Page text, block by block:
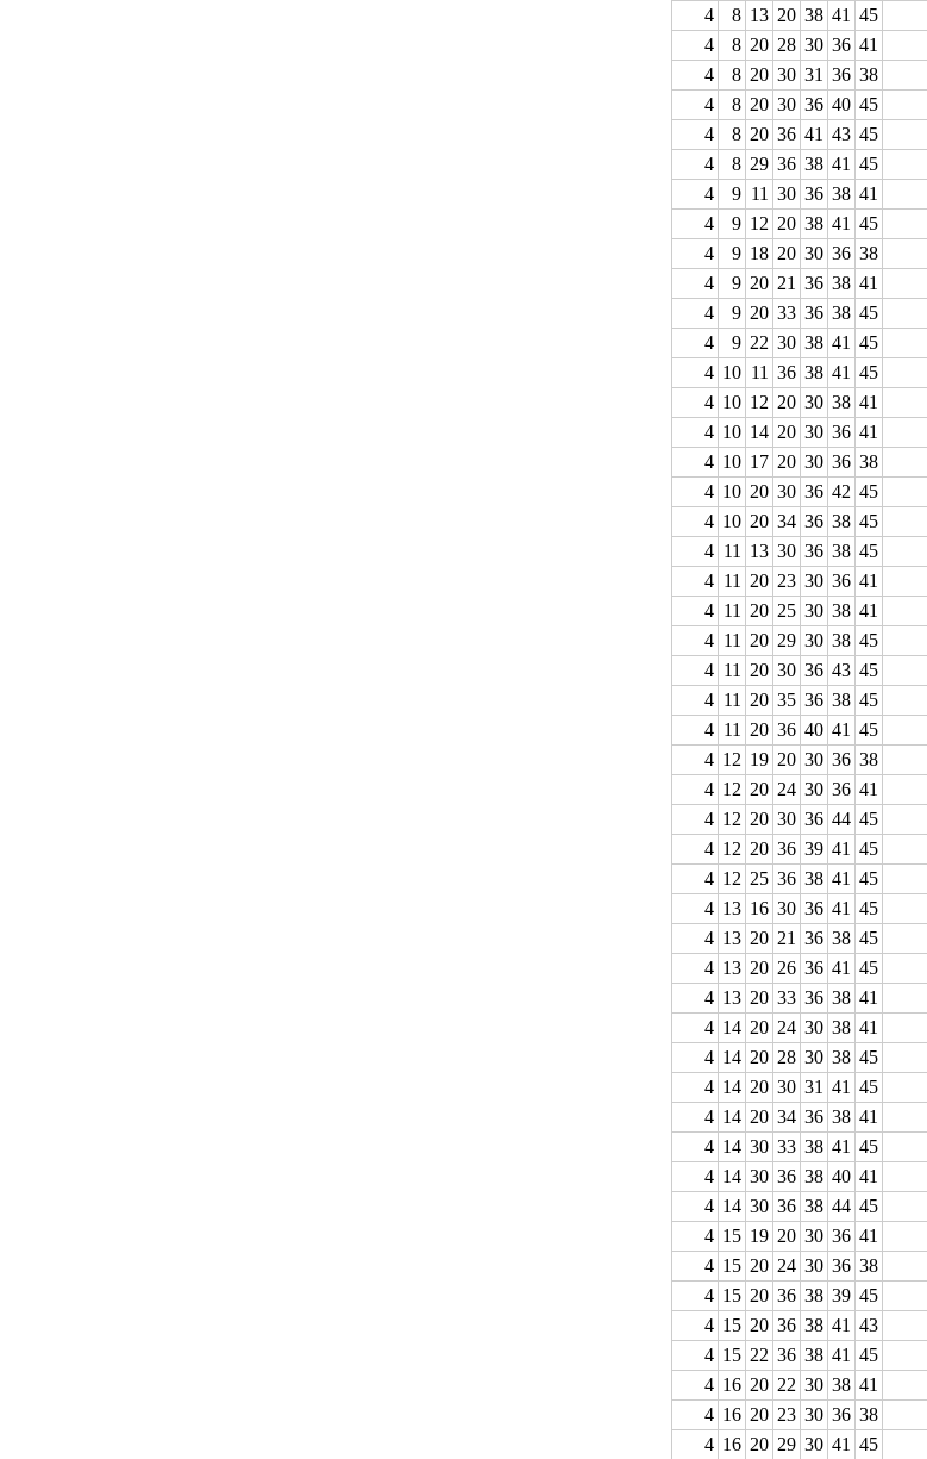
4
8 13 20 38 41 45
4
8 20 28 30 36 41
4
8 20 30 31 36 38
4
8 20 30 36 40 45
4
8 20 36 41 43 45
4
8 29 36 38 41 45
4
9 11 30 36 38 41
4
9 12 20 38 41 45
4
9 18 20 30 36 38
4
9 20 21 36 38 41
4
9 20 33 36 38 45
4
9 22 30 38 41 45
4 10 11 36 38 41 45
4 10 12 20 30 38 41
4 10 14 20 30 36 41
4 10 17 20 30 36 38
4 10 20 30 36 42 45
4 10 20 34 36 38 45
4 11 13 30 36 38 45
4 11 20 23 30 36 41
4 11 20 25 30 38 41
4 11 20 29 30 38 45
4 11 20 30 36 43 45
4 11 20 35 36 38 45
4 11 20 36 40 41 45
4 12 19 20 30 36 38
4 12 20 24 30 36 41
4 12 20 30 36 44 45
4 12 20 36 39 41 45
4 12 25 36 38 41 45
4 13 16 30 36 41 45
4 13 20 21 36 38 45
4 13 20 26 36 41 45
4 13 20 33 36 38 41
4 14 20 24 30 38 41
4 14 20 28 30 38 45
4 14 20 30 31 41 45
4 14 20 34 36 38 41
4 14 30 33 38 41 45
4 14 30 36 38 40 41
4 14 30 36 38 44 45
4 15 19 20 30 36 41
4 15 20 24 30 36 38
4 15 20 36 38 39 45
4 15 20 36 38 41 43
4 15 22 36 38 41 45
4 16 20 22 30 38 41
4 16 20 23 30 36 38
4 16 20 29 30 41 45